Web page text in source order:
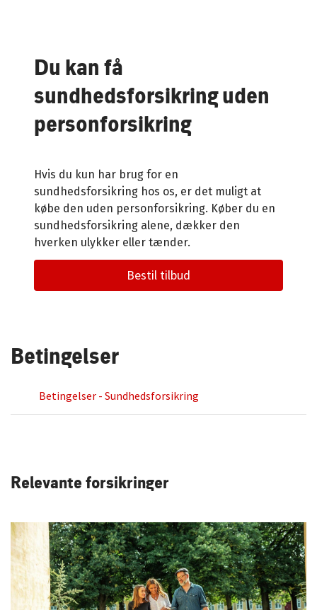
Du kan få
sundhedsforsikring uden
personforsikring
Hvis du kun har brug for en
sundhedsforsikring hos os, er det muligt at
købe den uden personforsikring. Køber du en
sundhedsforsikring alene, dækker den
hverken ulykker eller tænder.
Bestil tilbud
Betingelser
Betingelser - Sundhedsforsikring
Relevante forsikringer